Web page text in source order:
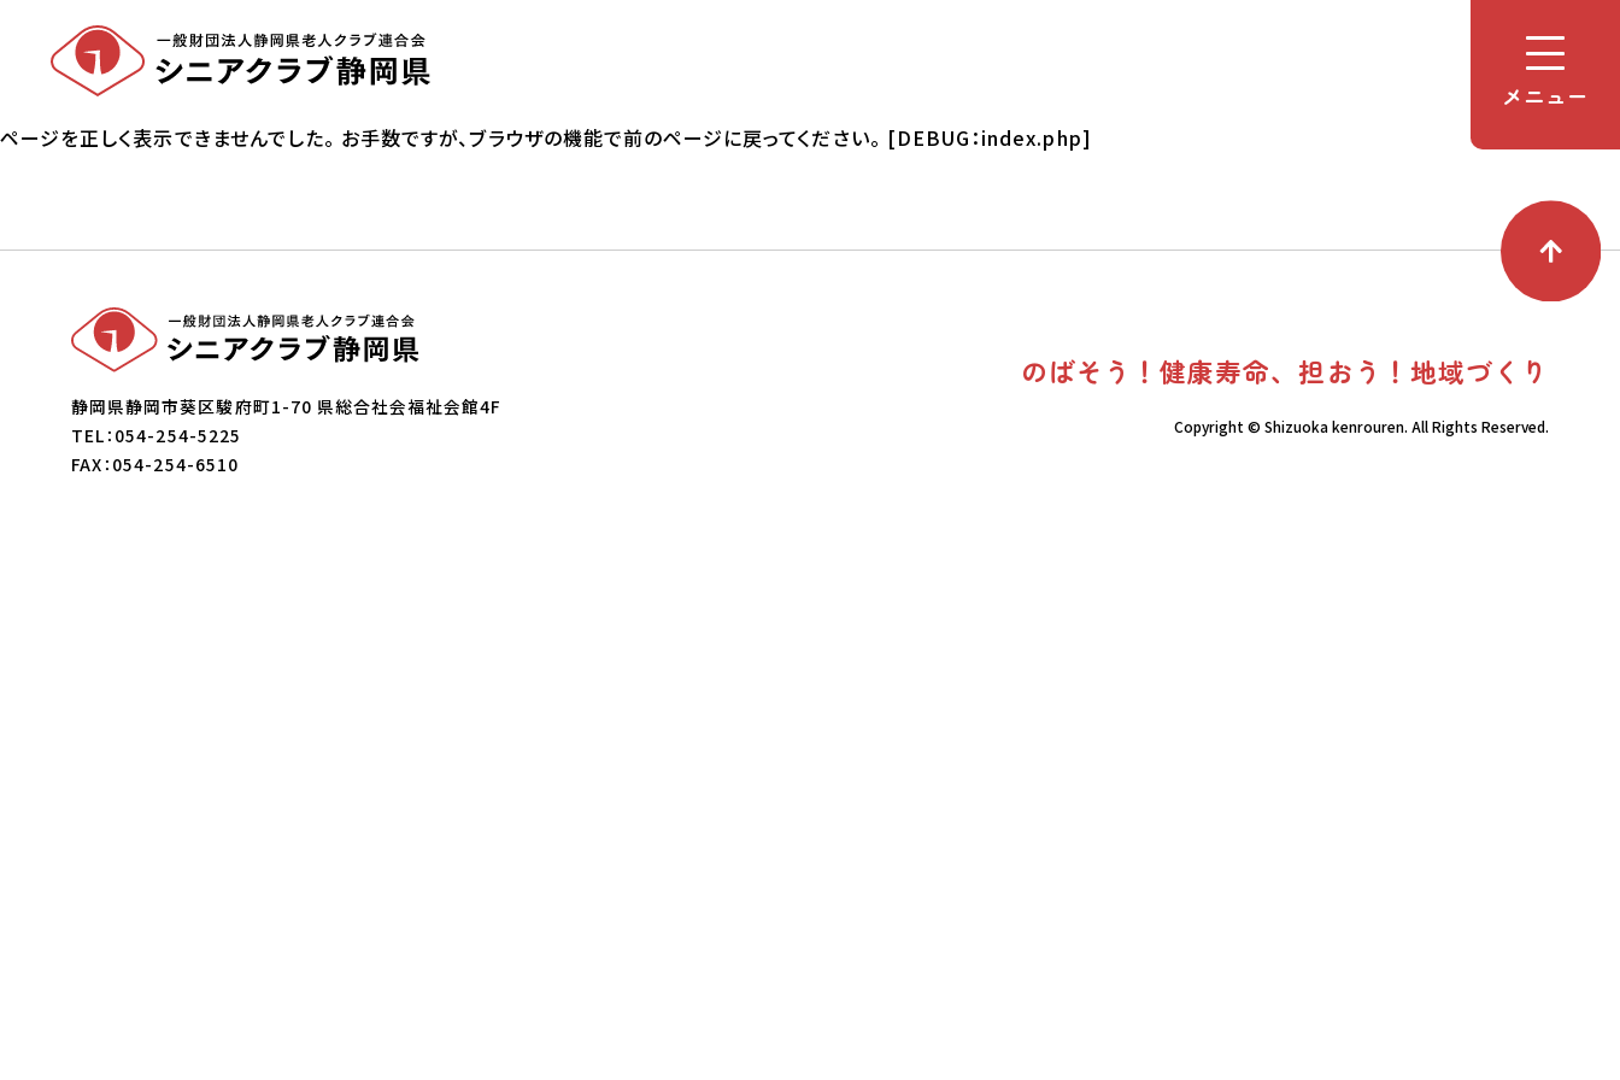
メニュー
ページを正しく表示できませんでした。 お手数ですが、ブラウザの機能で前のページに戻ってください。 [DEBUG：index.php]
静岡県静岡市葵区駿府町1-70 県総合社会福祉会館4F
TEL：054-254-5225
FAX：054-254-6510
のばそう！健康寿命、担おう！地域づくり
Copyright © Shizuoka kenrouren. All Rights Reserved.